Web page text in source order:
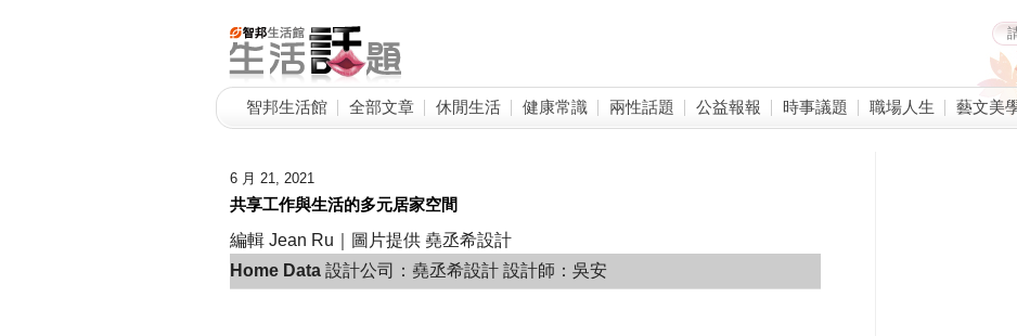
智邦生活館 全部文章 休閒生活 健康常識 兩性話題 公益報報 時事議題 職場人生 藝文美
6 月 21, 2021
共享工作與生活的多元居家空間
編輯 Jean Ru｜圖片提供 堯丞希設計
Home Data 設計公司：堯丞希設計 設計師：吳安